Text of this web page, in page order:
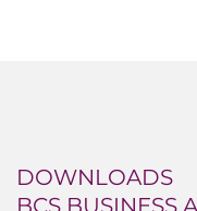
DOWNLOADS
BCS BUSINESS